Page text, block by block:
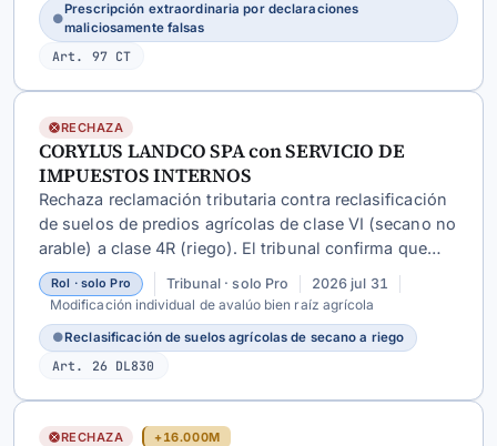
●
Prescripción extraordinaria por declaraciones
maliciosamente falsas
Art. 97 CT
RECHAZA
CORYLUS LANDCO SPA con SERVICIO DE
IMPUESTOS INTERNOS
Rechaza reclamación tributaria contra reclasificación
de suelos de predios agrícolas de clase VI (secano no
arable) a clase 4R (riego). El tribunal confirma que
~545 ha con plantaciones de avellano bajo riego
tecnificado califican como terreno de riego conforme
a normativa vigente.
Rol · solo Pro Tribunal · solo Pro
2026 jul 31
Modificación individual de avalúo bien raíz agrícola
●Reclasificación de suelos agrícolas de secano a riego
Art. 26 DL830
RECHAZA +16.000M